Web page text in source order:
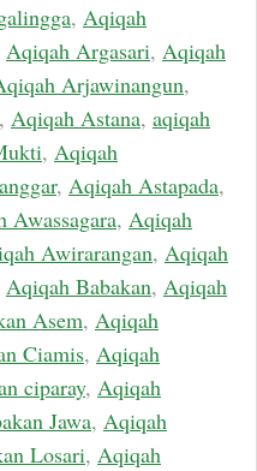
, Aqiqah
Aqiqah Argasari, Aqiqah
Arjawinangun,
, Aqiqah Astana, aqiqah
, Aqiqah
, Aqiqah Astapada,
Awassagara, Aqiqah
Awirarangan, Aqiqah
Aqiqah Babakan, Aqiqah
Asem, Aqiqah
Ciamis, Aqiqah
ciparay, Aqiqah
Jawa, Aqiqah
Losari, Aqiqah